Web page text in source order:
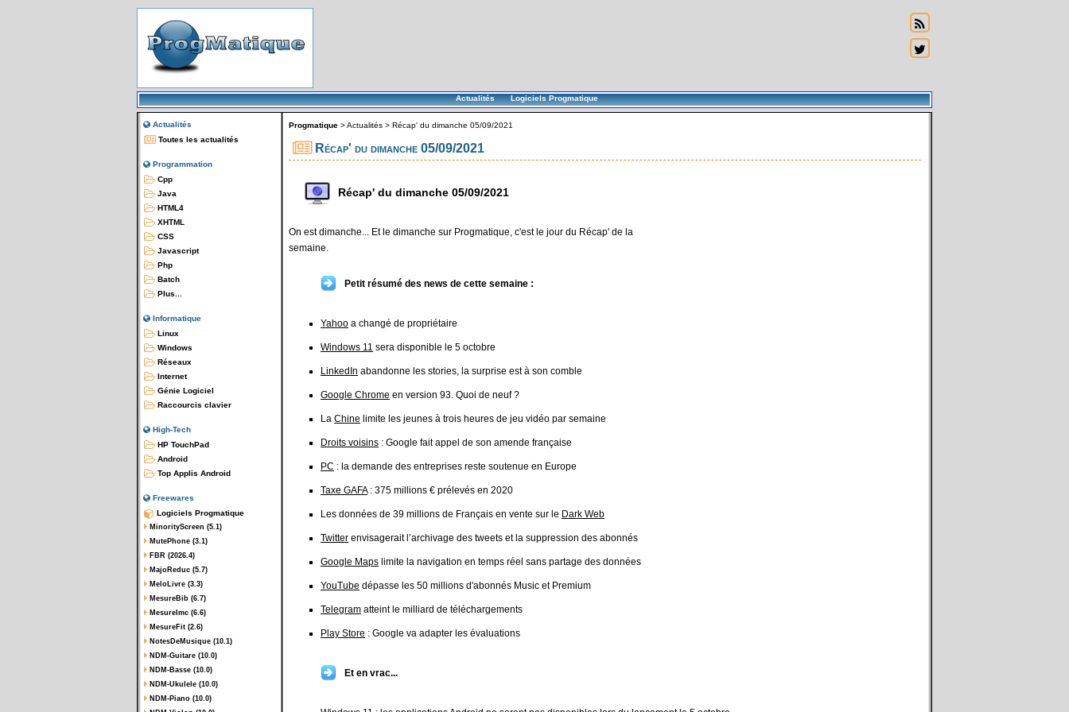
Actualités Logiciels Progmatique
Actualités
Toutes les actualités
Programmation
Cpp
Java
HTML4
XHTML
CSS
Javascript
Php
Batch
Plus...
Informatique
Linux
Windows
Réseaux
Internet
Génie Logiciel
Raccourcis clavier
High-Tech
HP TouchPad
Android
Top Applis Android
Freewares
Logiciels Progmatique
MinorityScreen (5.1)
MutePhone (3.1)
FBR (2026.4)
MajoReduc (5.7)
MeloLivre (3.3)
MesureBib (6.7)
MesureImc (6.6)
MesureFit (2.6)
NotesDeMusique (10.1)
NDM-Guitare (10.0)
NDM-Basse (10.0)
NDM-Ukulele (10.0)
NDM-Piano (10.0)
Progmatique >Actualités > Récap' du dimanche 05/09/2021
Récap' du dimanche 05/09/2021
Récap' du dimanche 05/09/2021
On est dimanche... Et le dimanche sur Progmatique, c'est le jour du Récap' de la
semaine.
Petit résumé des news de cette semaine :
Yahoo a changé de propriétaire
Windows 11 sera disponible le 5 octobre
LinkedIn abandonne les stories, la surprise est à son comble
Google Chrome en version 93. Quoi de neuf ?
La Chine limite les jeunes à trois heures de jeu vidéo par semaine
Droits voisins : Google fait appel de son amende française
PC : la demande des entreprises reste soutenue en Europe
Taxe GAFA: 375 millions € prélevés en 2020
Les données de 39 millions de Français en vente sur le Dark Web
Twitter envisagerait l’archivage des tweets et la suppression des abonnés
Google Maps limite la navigation en temps réel sans partage des données
YouTube dépasse les 50 millions d'abonnés Music et Premium
Telegram atteint le milliard de téléchargements
Play Store : Google va adapter les évaluations
Et en vrac...